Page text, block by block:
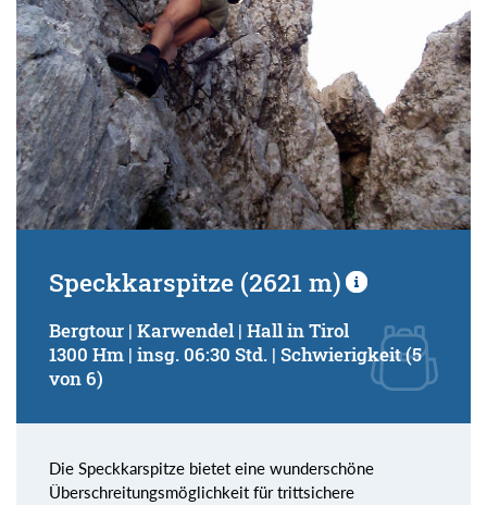
Speckkarspitze (2621 m)
Bergtour | Karwendel | Hall in Tirol
1300 Hm | insg. 06:30 Std. | Schwierigkeit (5
von 6)
Die Speckkarspitze bietet eine wunderschöne
Überschreitungsmöglichkeit für trittsichere